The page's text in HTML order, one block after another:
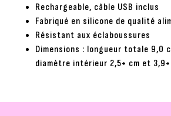
Rechargeable, câble USB inclus
Fabriqué en silicone de qualité
Résistant aux éclaboussures
Dimensions : longueur totale 9,0
diamètre intérieur 2,5+ cm et